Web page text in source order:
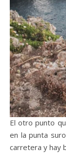
El otro punto
en la punta
carretera y hay